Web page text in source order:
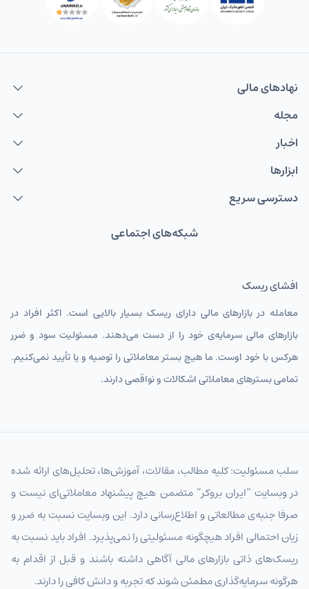
نهاد‌های مالی
مجله
اخبار
ابزارها
دسترسی سریع
شبکه‌های اجتماعی
افشای ریسک
معامله در بازارهای مالی دارای ریسک بسیار بالایی است. اکثر افراد در
بازارهای مالی سرمایه‌ی خود را از دست می‌دهند. مسئولیت سود و ضرر
هرکس با خود اوست. ما هیچ بستر معاملاتی را توصیه و یا تأیید نمی‌کنیم.
تمامی بسترهای معاملاتی اشکالات و نواقصی دارند.
سلب مسئولیت: کلیه مطالب، مقالات، آموزش‌ها، تحلیل‌های ارائه شده
در وبسایت “ایران بروکر” متضمن هیچ پیشنهاد معاملاتی‌ای نیست و
صرفا جنبه‌ی مطالعاتی و اطلاع‌رسانی دارد. این وبسایت نسبت به ضرر و
زیان احتمالی افراد هیچگونه مسئولیتی را نمی‌پذیرد. افراد باید نسبت به
ریسک‌های ذاتی بازارهای مالی آگاهی داشته باشند و قبل از اقدام به
هرگونه سرمایه‌گذاری مطمئن شوند که تجربه و دانش کافی را دارند.